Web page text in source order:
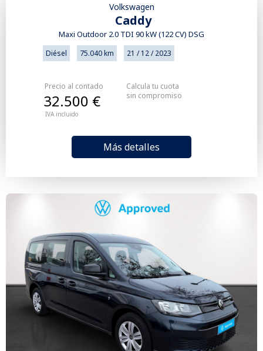
Volkswagen
Caddy
Maxi Outdoor 2.0 TDI 90 kW (122 CV) DSG
Diésel 75.040 km 21 / 12 / 2023
Precio al contado
IVA incluido
32.500 €
Más detalles
Calcula tu cuota
sin compromiso